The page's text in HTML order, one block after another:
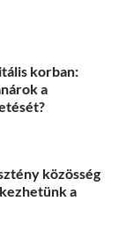
korban:
a
közösség
a